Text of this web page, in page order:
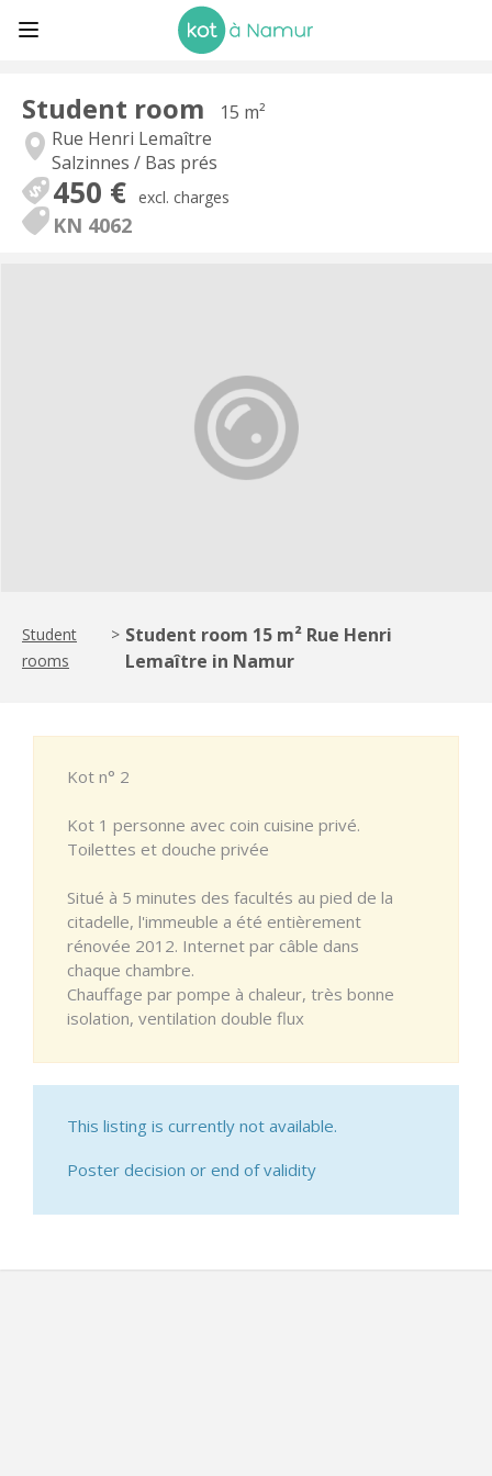
Student room
15 m²
Rue Henri Lemaître
Salzinnes / Bas prés
450 € excl. charges
KN 4062
Student
rooms
> Student room 15 m² Rue Henri
Lemaître in Namur
Kot n° 2
Kot 1 personne avec coin cuisine privé.
Toilettes et douche privée
Situé à 5 minutes des facultés au pied de la
citadelle, l'immeuble a été entièrement
rénovée 2012. Internet par câble dans
chaque chambre.
Chauffage par pompe à chaleur, très bonne
isolation, ventilation double flux
This listing is currently not available.
Poster decision or end of validity